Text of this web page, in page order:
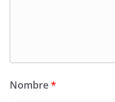
Nombre*